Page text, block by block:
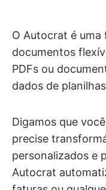
O Autocrat é uma
documentos
PDFs ou
dados de
Digamos que
precise
personalizados e
Autocrat